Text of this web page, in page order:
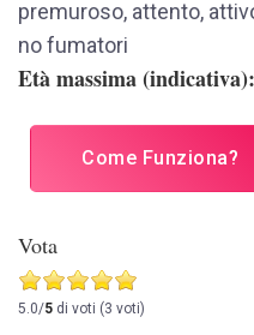
premuroso, attento,
no fumatori
Età massima (indicativa)
Come Funziona?
Vota
5.0/5 di voti (3 voti)